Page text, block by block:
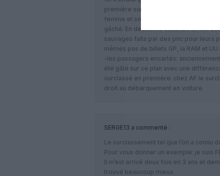
première sur AF et le CDB s’est
femme et son gamin qui courait
gâché. En deuxième situation et non
sauvages faits par des pnc pour leurs
mêmes pas de billets GP, la RAM et
-les passagers encartés:
été gâté sur ce plan avec une
surclassé en première: chez AF le
droit au débarquement en voiture.
SERGE13 a commenté :
Le surclassement tel que l’on a connu
Pour vous donner un exemple: je suis
Il m’est arrivé deux fois en 3 ans et
trouvé beaucoup mieux.